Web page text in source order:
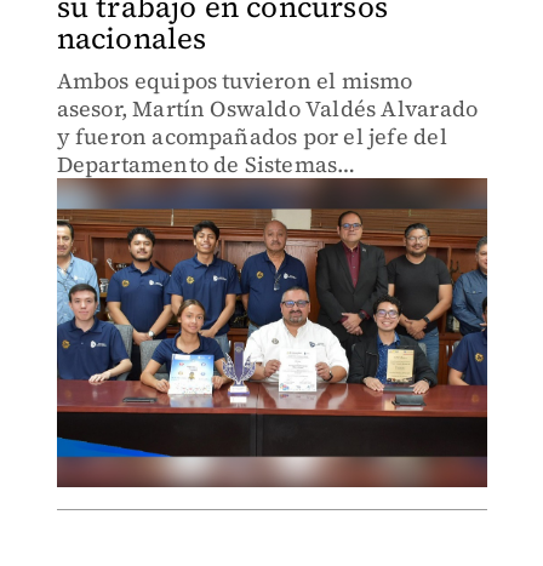
nacionales
Ambos equipos tuvieron el mismo
asesor, Martín Oswaldo Valdés Alvarado
y fueron acompañados por el jefe del
Departamento de Sistemas
Computacionales, Luis Fernando Gil
Vázquez.